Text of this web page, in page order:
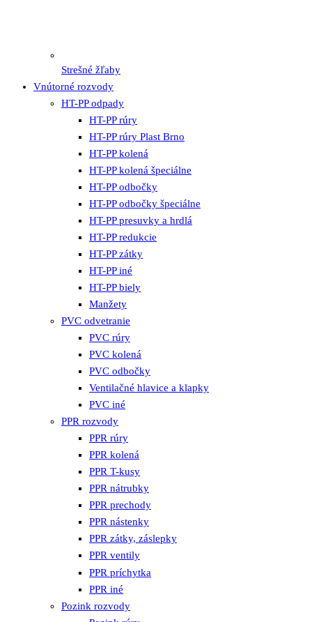
Strešné žľaby
Vnútorné rozvody
HT-PP odpady
HT-PP rúry
HT-PP rúry Plast Brno
HT-PP kolená
HT-PP kolená špeciálne
HT-PP odbočky
HT-PP odbočky špeciálne
HT-PP presuvky a hrdlá
HT-PP redukcie
HT-PP zátky
HT-PP iné
HT-PP biely
Manžety
PVC odvetranie
PVC rúry
PVC kolená
PVC odbočky
Ventilačné hlavice a klapky
PVC iné
PPR rozvody
PPR rúry
PPR kolená
PPR T-kusy
PPR nátrubky
PPR prechody
PPR nástenky
PPR zátky, záslepky
PPR ventily
PPR príchytka
PPR iné
Pozink rozvody